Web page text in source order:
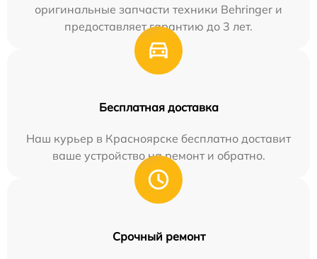
оригинальные запчасти техники Behringer и
предоставляет гарантию до 3 лет.
Бесплатная доставка
Наш курьер в Красноярске бесплатно доставит
ваше устройство на ремонт и обратно.
Срочный ремонт